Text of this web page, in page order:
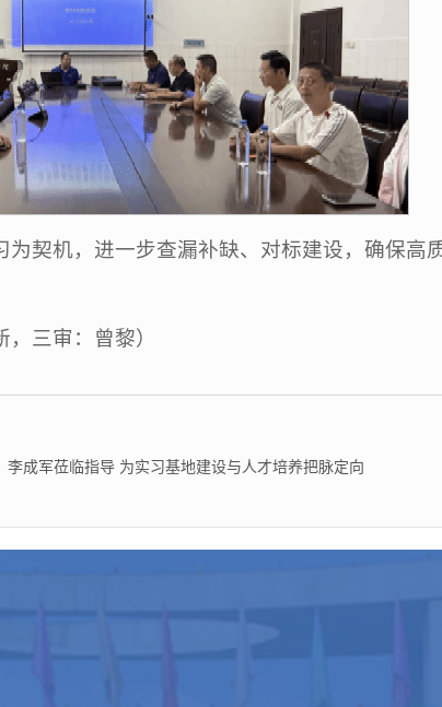
契机，进一步查漏补缺、对标建设，确保高
三审：曾黎）
成军莅临指导 为实习基地建设与人才培养把脉定向